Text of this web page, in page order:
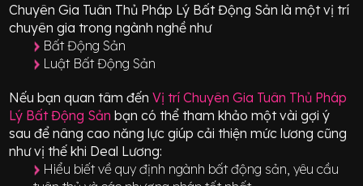
Chuyên Gia Tuân Thủ Pháp Lý Bất Động Sản là một vị trí
chuyên gia trong ngành nghề như
Bất Động Sản
Luật Bất Động Sản
Nếu bạn quan tâm đến Vị tríChuyên Gia Tuân Thủ Pháp
Lý Bất Động Sản bạn có thể tham khảo một vài gợi ý
sau để nâng cao năng lực giúp cải thiện mức lương cũng
như vị thế khi Deal Lương:
Hiểu biết về quy định ngành bất động sản, yêu cầu